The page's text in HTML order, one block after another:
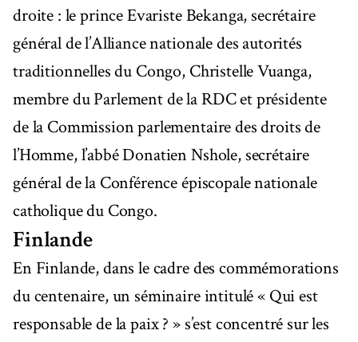
droite : le prince Evariste Bekanga, secrétaire
général de l’Alliance nationale des autorités
traditionnelles du Congo, Christelle Vuanga,
membre du Parlement de la RDC et présidente
de la Commission parlementaire des droits de
l’Homme, l’abbé Donatien Nshole, secrétaire
général de la Conférence épiscopale nationale
catholique du Congo.
Finlande
En Finlande, dans le cadre des commémorations
du centenaire, un séminaire intitulé « Qui est
responsable de la paix ? » s’est concentré sur les